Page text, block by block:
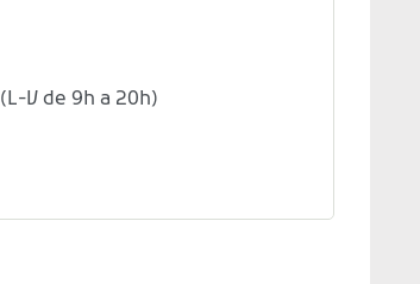
(L-V de 9h a 20h)